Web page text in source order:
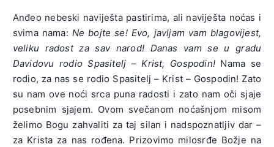
Anđeo nebeski naviješta pastirima, ali naviješta noćas i
svima nama: Ne bojte se! Evo, javljam vam blagovijest,
veliku radost za sav narod! Danas vam se u gradu
Davidovu rodio Spasitelj – Krist, Gospodin! Nama se
rodio, za nas se rodio Spasitelj – Krist – Gospodin! Zato
su nam ove noći srca puna radosti i zato nam oči sjaje
posebnim sjajem. Ovom svečanom noćašnjom misom
želimo Bogu zahvaliti za taj silan i nadspoznatljiv dar –
za Krista za nas rođena. Prizovimo milosrđe Božje na